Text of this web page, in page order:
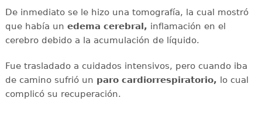
De inmediato se le hizo una tomografía, la cual mostró
que había un edema cerebral, inflamación en el
cerebro debido a la acumulación de líquido.
Fue trasladado a cuidados intensivos, pero cuando iba
de camino sufrió un paro cardiorrespiratorio, lo cual
complicó su recuperación.